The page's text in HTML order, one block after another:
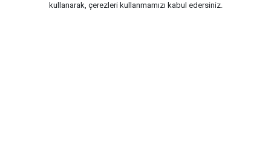
kullanarak, çerezleri kullanmamızı kabul edersiniz.